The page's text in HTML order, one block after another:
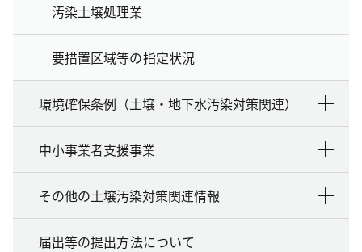
汚染土壌処理業
要措置区域等の指定状況
環境確保条例（土壌・地下水汚染対策関連）
中小事業者支援事業
その他の土壌汚染対策関連情報
届出等の提出方法について